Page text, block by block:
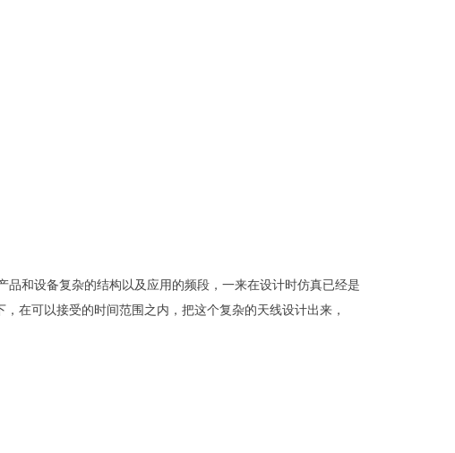
和设备复杂的结构以及应用的频段，一来在设计时仿真已经是
在可以接受的时间范围之内，把这个复杂的天线设计出来，